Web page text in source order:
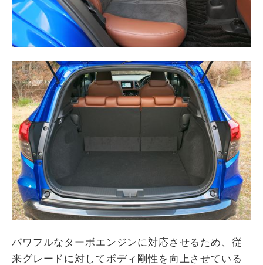
パワフルなターボエンジンに対応させるため、従
来グレードに対してボディ剛性を向上させている